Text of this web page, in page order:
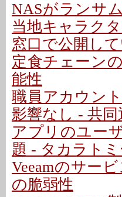
NASがランサ
当地キャラク
窓口で公開し
定食チェーン
能性
職員アカウン
影響なし - 共同
アプリのユー
題 - タカラトミ
Veeamのサー
の脆弱性